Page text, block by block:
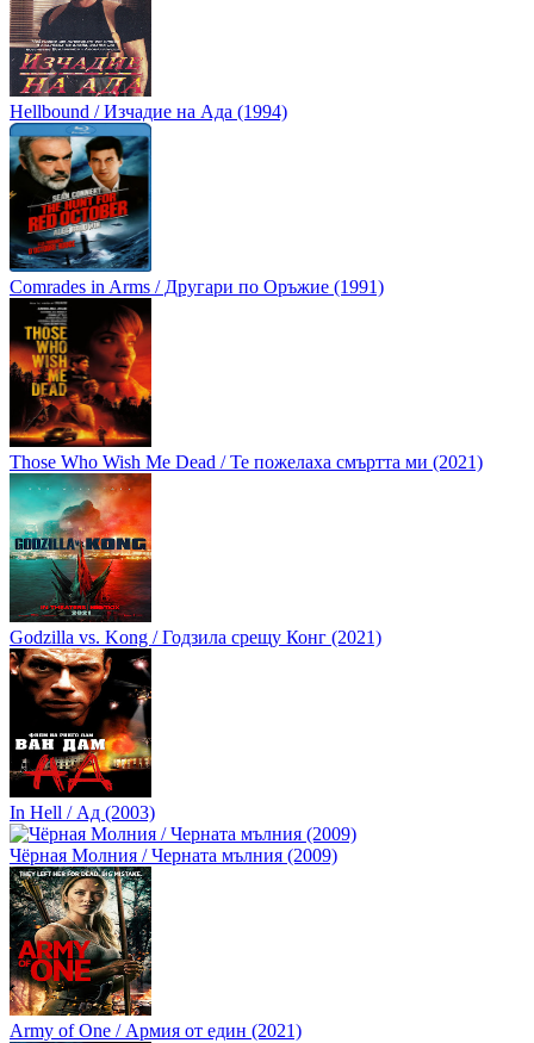
Hellbound / Изчадие на Ада (1994)
Comrades in Arms / Другари по Оръжие (1991)
Those Who Wish Me Dead / Те пожелаха смъртта ми (2021)
Godzilla vs. Kong / Годзила срещу Конг (2021)
In Hell / Ад (2003)
Чёрная Молния / Черната мълния (2009)
Army of One / Армия от един (2021)